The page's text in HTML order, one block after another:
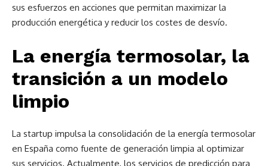
sus esfuerzos en acciones que permitan maximizar la
producción energética y reducir los costes de desvío.
La energía termosolar, la
transición a un modelo
limpio
La startup impulsa la consolidación de la energía termosolar
en España como fuente de generación limpia al optimizar
sus servicios. Actualmente, los servicios de predicción para